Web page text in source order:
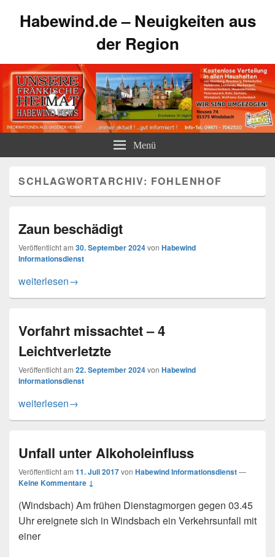
Habewind.de – Neuigkeiten aus
der Region
Menü
SCHLAGWORTARCHIV: FOHLENHOF
Zaun beschädigt
Veröffentlicht am 30. September 2024von Habewind
Informationsdienst
Zaun beschädigt
weiterlesen→
Vorfahrt missachtet – 4
Leichtverletzte
Veröffentlicht am 22. September 2024von Habewind
Informationsdienst
Vorfahrt missachtet – 4 Leichtverletzte
weiterlesen→
Unfall unter Alkoholeinfluss
Veröffentlicht am 11. Juli 2017von Habewind Informationsdienst—
Keine Kommentare ↓
(Windsbach) Am frühen Dienstagmorgen gegen 03.45
Uhr ereignete sich in Windsbach ein Verkehrsunfall mit
einer